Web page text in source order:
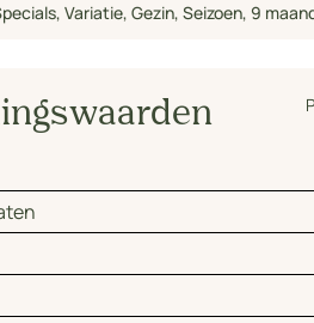
, Variatie, Gezin, Seizoen, 9